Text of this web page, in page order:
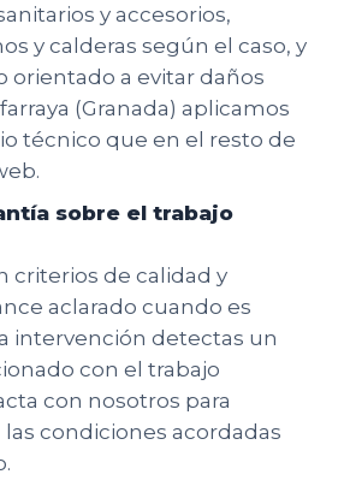
y accesorios,
y calderas según el caso, y
a evitar daños
(Granada) aplicamos
técnico que en el resto de
sobre el trabajo
criterios de calidad y
aclarado cuando es
intervención detectas un
con el trabajo
con nosotros para
condiciones acordadas